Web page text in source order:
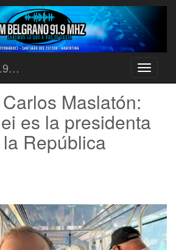
Toggle
Carlos Maslatón:
es la presidenta
República